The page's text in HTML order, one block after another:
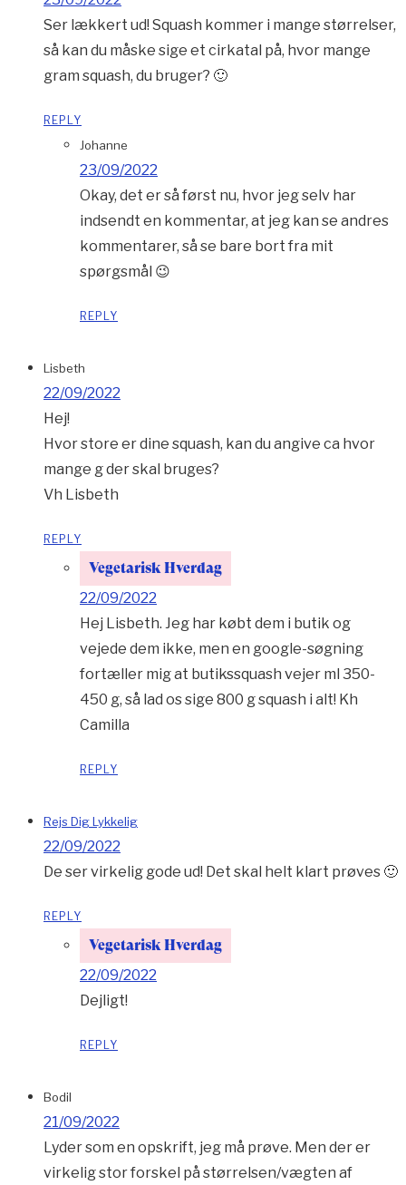
Ser lækkert ud! Squash kommer i mange størrelser,
så kan du måske sige et cirkatal på, hvor mange
gram squash, du bruger? 🙂
REPLY
Johanne
23/09/2022
Okay, det er så først nu, hvor jeg selv har
indsendt en kommentar, at jeg kan se andres
kommentarer, så se bare bort fra mit
spørgsmål 😉
REPLY
Lisbeth
22/09/2022
Hej!
Hvor store er dine squash, kan du angive ca hvor
mange g der skal bruges?
Vh Lisbeth
REPLY
Vegetarisk Hverdag
22/09/2022
Hej Lisbeth. Jeg har købt dem i butik og
vejede dem ikke, men en google-søgning
fortæller mig at butikssquash vejer ml 350-
450 g, så lad os sige 800 g squash i alt! Kh
Camilla
REPLY
Rejs Dig Lykkelig
22/09/2022
De ser virkelig gode ud! Det skal helt klart prøves 🙂
REPLY
Vegetarisk Hverdag
22/09/2022
Dejligt!
REPLY
Bodil
21/09/2022
Lyder som en opskrift, jeg må prøve. Men der er
virkelig stor forskel på størrelsen/vægten af